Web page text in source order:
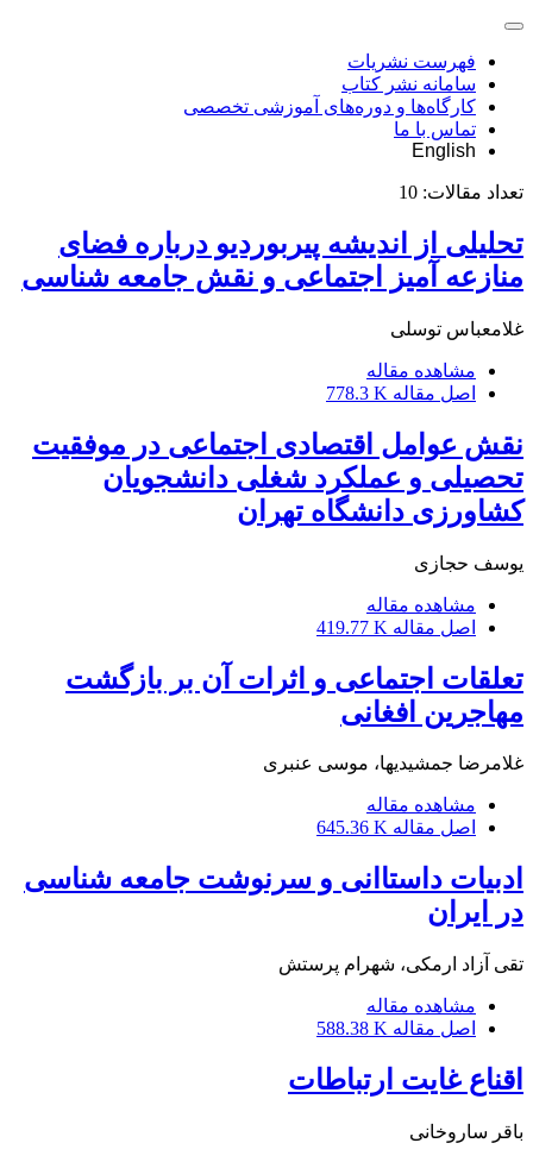
فهرست نشریات
سامانه نشر کتاب
کارگاه‌ها و دوره‌های آموزشی تخصصی
تماس با ما
English
تعداد مقالات: 10
تحلیلی از اندیشه پیربوردیو درباره فضای
منازعه آمیز اجتماعی و نقش جامعه شناسی
غلامعباس توسلی
مشاهده مقاله
اصل مقاله 778.3 K
نقش عوامل اقتصادی اجتماعی در موفقیت
تحصیلی و عملکرد شغلی دانشجویان
کشاورزی دانشگاه تهران
یوسف حجازی
مشاهده مقاله
اصل مقاله 419.77 K
تعلقات اجتماعی و اثرات آن بر بازگشت
مهاجرین افغانی
غلامرضا جمشیدیها، موسی عنبری
مشاهده مقاله
اصل مقاله 645.36 K
ادبیات داستاانی و سرنوشت جامعه شناسی
در ایران
تقی آزاد ارمکی، شهرام پرستش
مشاهده مقاله
اصل مقاله 588.38 K
اقناع غایت ارتباطات
باقر ساروخانی